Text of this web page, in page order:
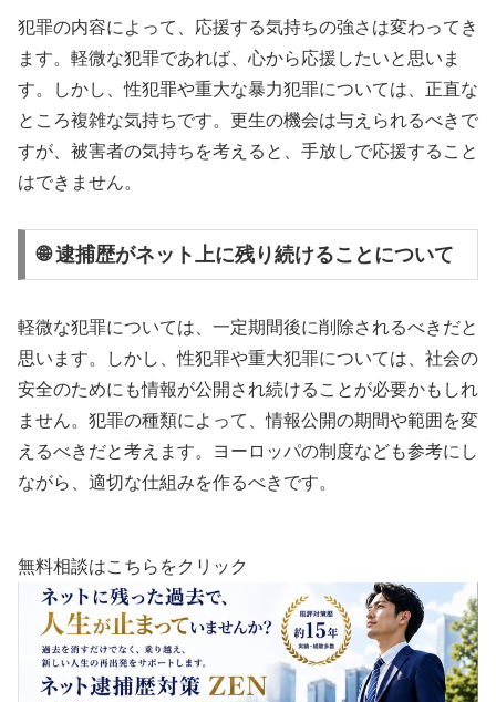
犯罪の内容によって、応援する気持ちの強さは変わってき
ます。軽微な犯罪であれば、心から応援したいと思いま
す。しかし、性犯罪や重大な暴力犯罪については、正直な
ところ複雑な気持ちです。更生の機会は与えられるべきで
すが、被害者の気持ちを考えると、手放しで応援すること
はできません。
🌐 逮捕歴がネット上に残り続けることについて
軽微な犯罪については、一定期間後に削除されるべきだと
思います。しかし、性犯罪や重大犯罪については、社会の
安全のためにも情報が公開され続けることが必要かもしれ
ません。犯罪の種類によって、情報公開の期間や範囲を変
えるべきだと考えます。ヨーロッパの制度なども参考にし
ながら、適切な仕組みを作るべきです。
無料相談はこちらをクリック